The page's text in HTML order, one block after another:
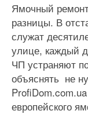
Ямочный
разницы. В
служат
улице, каждый
ЧП устраняют
объяснять не
европейского